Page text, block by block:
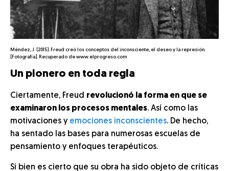
Méndez, J. (2015). Freud creó los conceptos del inconsciente, el deseo y la represión.
[Fotografía]. Recuperado de www.elprogreso.com
Un pionero en toda regla
Ciertamente, Freud revolucionó la forma en que se
examinaron los procesos mentales. Así como las
motivaciones y emociones inconscientes. De hecho,
ha sentado las bases para numerosas escuelas de
pensamiento y enfoques terapéuticos.
Si bien es cierto que su obra ha sido objeto de críticas